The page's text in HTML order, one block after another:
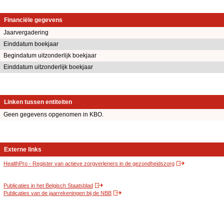
Financiële gegevens
Jaarvergadering
Einddatum boekjaar
Begindatum uitzonderlijk boekjaar
Einddatum uitzonderlijk boekjaar
Linken tussen entiteiten
Geen gegevens opgenomen in KBO.
Externe links
HealthPro - Register van actieve zorgverleners in de gezondheidszorg
Publicaties in het Belgisch Staatsblad
Publicaties van de jaarrekeningen bij de NBB